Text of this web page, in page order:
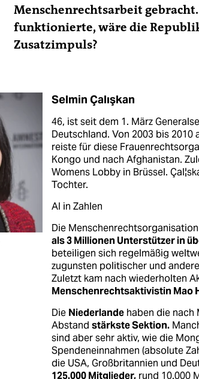
Menschenrechtsarbeit
funktionierte, wäre die
Zusatzimpuls?
Selmin Çalışkan
46, ist seit dem 1. März
Deutschland. Von 2003 bis
reiste für diese
Kongo und nach Afghanistan.
Womens Lobby in Brüssel.
Tochter.
AI in Zahlen
Die
als 3 Millionen Unterstützer in
beteiligen sich regelmäßig
zugunsten politischer und
Zuletzt kam nach wiederholten
Menschenrechtsaktivistin Mao
Die Niederlandehaben die nach
Abstand stärkste Sektion.
sind aber sehr aktiv, wie die
Spendeneinnahmen (absolute
die USA, Großbritannien und
125.000 Mitglieder,rund 10.000